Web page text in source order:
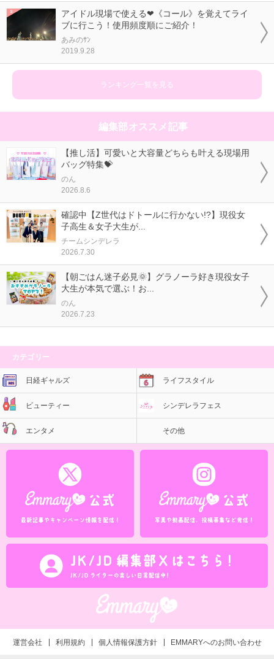
アイドル現場で使える❤《コール》を覚えてライ
ブに行こう！使用頻度順にご紹介！
あみのｻﾝ
2019.9.28
ランキング一覧を見る
編集部オススメ記事
【推し活】可愛いと大容量どちらも叶える現場用
バッグ特集💝
のん
2026.8.6
確認中【Z世代はドトールに行かない!?】現役女
子高生＆女子大生が...
チームシンデレラ
2026.7.30
【朝ごはん迷子必見🌞】グラノーラ好き現役女子
大生が本気で選ぶ！お...
のん
2026.7.23
カテゴリー
日経ギャルズ ライフスタイル
ビューティー シンデレラフェス
エンタメ その他
運営会社 利用規約 個人情報保護方針 EMMARYへのお問い合わせ